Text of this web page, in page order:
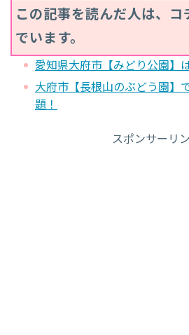
この記事を読んだ人は、
でいます。
愛知県大府市【みどり公園】
大府市【長根山のぶどう園】
題！
スポンサーリ